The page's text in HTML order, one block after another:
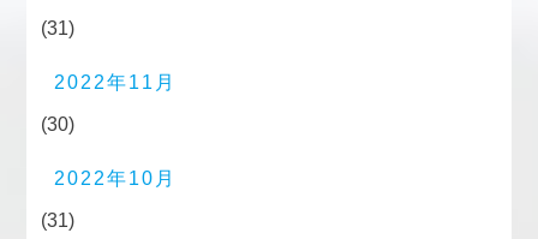
(31)
2022年11月
(30)
2022年10月
(31)